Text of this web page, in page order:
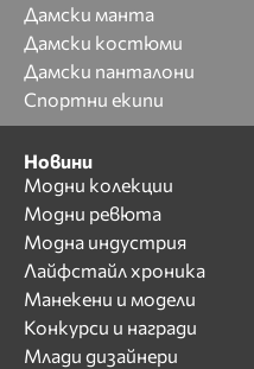
Дамски манта
Дамски костюми
Дамски панталони
Спортни екипи
Новини
Модни колекции
Модни ревюта
Модна индустрия
Лайфстайл хроника
Манекени и модели
Конкурси и награди
Млади дизайнери